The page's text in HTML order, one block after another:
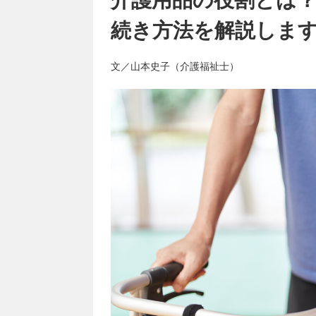
続き方法を解説しま
文／山本史子（介護福祉士）